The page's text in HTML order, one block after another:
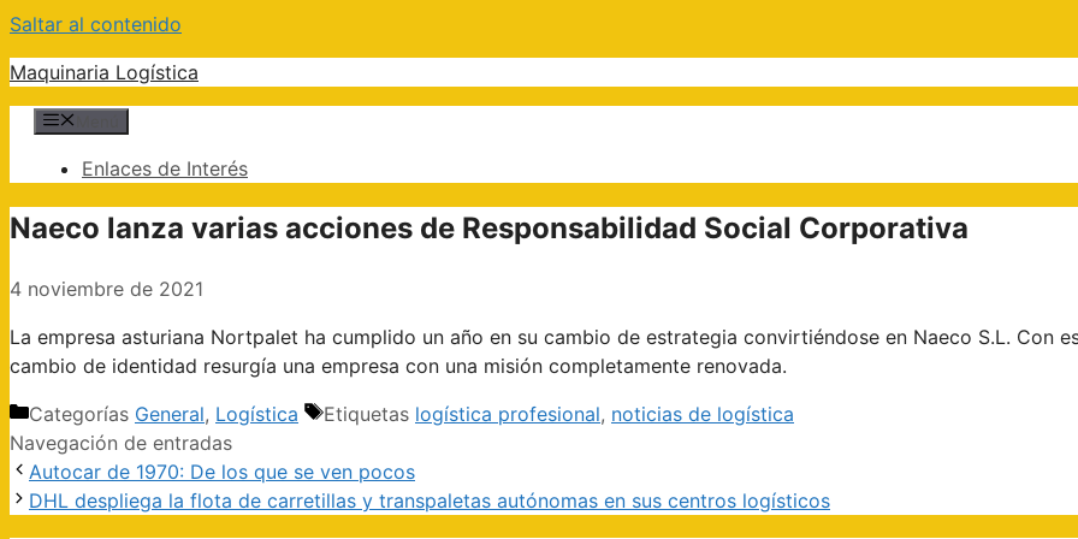
Saltar al contenido
Maquinaria Logística
Enlaces de Interés
Naeco lanza varias acciones de Responsabilidad Social Corporativa
4 noviembre de 2021
La empresa asturiana Nortpalet ha cumplido un año en su cambio de estrategia convirtiéndose en Naeco S.L. Con
cambio de identidad resurgía una empresa con una misión completamente renovada.
Categorías General, Logística Etiquetas logística profesional, noticias de logística
Navegación de entradas
Autocar de 1970: De los que se ven pocos
DHL despliega la flota de carretillas y transpaletas autónomas en sus centros logísticos